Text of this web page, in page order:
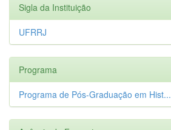
Sigla da Instituição
UFRRJ
Programa
Programa de Pós-Graduação em Hist...